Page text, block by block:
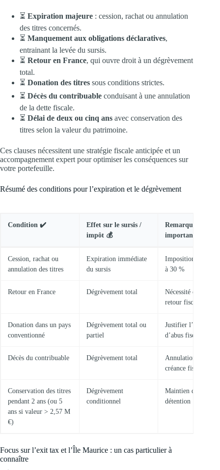
⏳ Expiration majeure : cession, rachat ou annulation
des titres concernés.
⏳ Manquement aux obligations déclaratives,
entrainant la levée du sursis.
⏳ Retour en France, qui ouvre droit à un dégrèvement
total.
⏳ Donation des titres sous conditions strictes.
⏳ Décès du contribuable conduisant à une annulation
de la dette fiscale.
⏳ Délai de deux ou cinq ans avec conservation des
titres selon la valeur du patrimoine.
Ces clauses nécessitent une stratégie fiscale anticipée et un
accompagnement expert pour optimiser les conséquences sur
votre portefeuille.
Résumé des conditions pour l’expiration et le dégrèvement
Condition ✔️
Effet sur le sursis /
impôt 💰
Remarque
importante ⚠️
Cession, rachat ou
annulation des titres
Expiration immédiate
du sursis
Imposition
à 30 %
Retour en France Dégrèvement total
Nécessité de
retour fiscal
Donation dans un pays
conventionné
Dégrèvement total ou
partiel
Justifier l’absence
d’abus fiscal
Décès du contribuable Dégrèvement total
Annulation de la
créance fiscale
Conservation des titres
pendant 2 ans (ou 5
ans si valeur > 2,57 M
€)
Dégrèvement
conditionnel
Maintien de la
détention
Focus sur l’exit tax et l’Île Maurice : un cas particulier à
connaître